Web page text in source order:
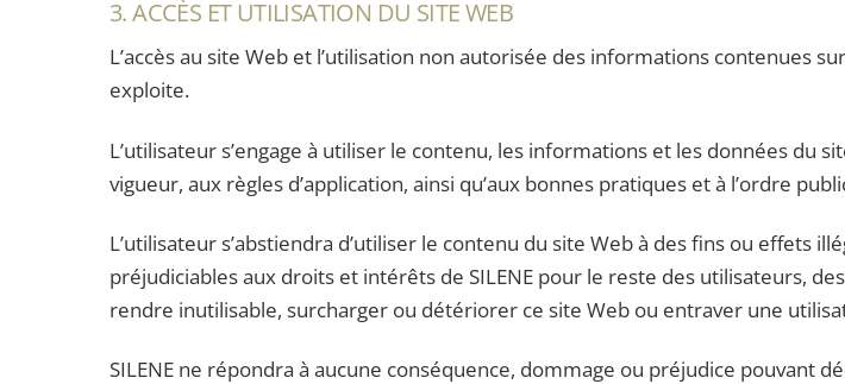
3. ACCÈS ET UTILISATION DU SITE WEB
L’accès au site Web et l’utilisation non autorisée des informations contenues
exploite.
L’utilisateur s’engage à utiliser le contenu, les informations et les données
vigueur, aux règles d’application, ainsi qu’aux bonnes pratiques et à l’ordre
L’utilisateur s’abstiendra d’utiliser le contenu du site Web à des fins ou effets
préjudiciables aux droits et intérêts de SILENE pour le reste des utilisateurs,
rendre inutilisable, surcharger ou détériorer ce site Web ou entraver une
SILENE ne répondra à aucune conséquence, dommage ou préjudice pouvant